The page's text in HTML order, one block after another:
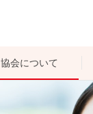
協会について